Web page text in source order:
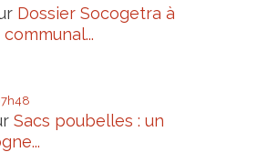
Dossier Socogetra à
Sacs poubelles : un